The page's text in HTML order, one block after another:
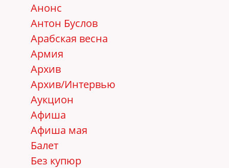
Анонс
Антон Буслов
Арабская весна
Армия
Архив
Архив/Интервью
Аукцион
Афиша
Афиша мая
Балет
Без купюр